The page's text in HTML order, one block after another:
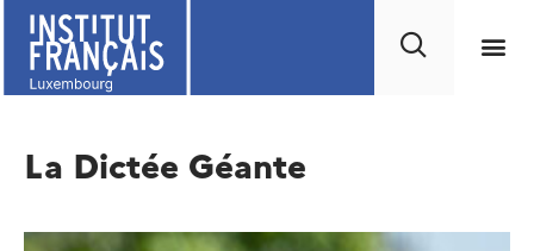
La Dictée Géante